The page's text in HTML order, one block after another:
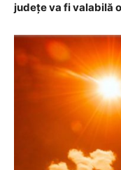
județe va fi valabilă